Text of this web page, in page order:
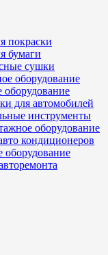
покраски
бумаги
сушки
оборудование
оборудование
для автомобилей
инструменты
оборудование
кондиционеров
оборудование